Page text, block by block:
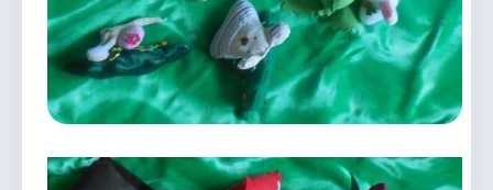
vous.
04 74 38 22 78
mairie@douvres.fr
140 Place de la Babillière, 01500 Douvres
Contacter la mairie
Le guichet des associations
publier une annonce